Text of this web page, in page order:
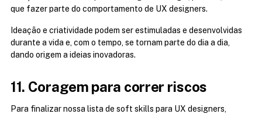
que fazer parte do comportamento de UX designers.
Ideação e criatividade podem ser estimuladas e desenvolvidas
durante a vida e, com o tempo, se tornam parte do dia a dia,
dando origem a ideias inovadoras.
11. Coragem para correr riscos
Para finalizar nossa lista de soft skills para UX designers,